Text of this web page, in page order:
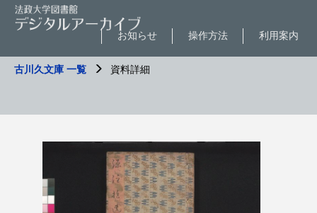
利用案内
操作方法
お知らせ
古川久文庫 一覧 資料詳細